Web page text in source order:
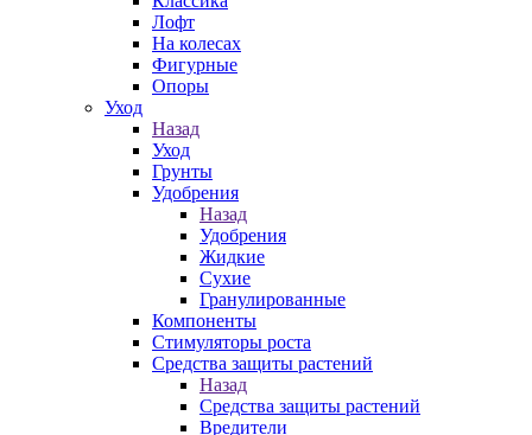
Лофт
На колесах
Фигурные
Опоры
Уход
Назад
Уход
Грунты
Удобрения
Назад
Удобрения
Жидкие
Сухие
Гранулированные
Компоненты
Стимуляторы роста
Средства защиты растений
Назад
Средства защиты растений
Вредители